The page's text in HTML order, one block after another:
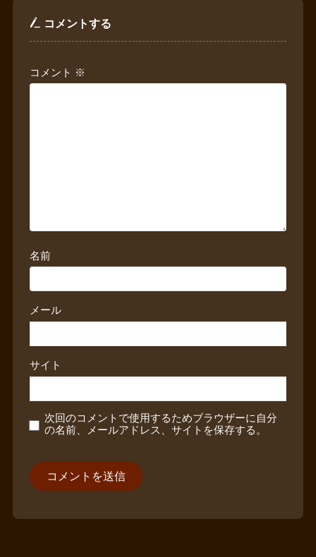
コメントする
コメント ※
名前
メール
サイト
次回のコメントで使用するためブラウザーに自分
の名前、メールアドレス、サイトを保存する。